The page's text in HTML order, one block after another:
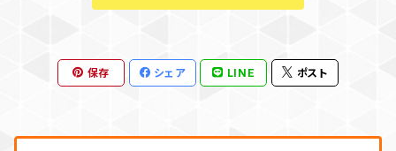
保存 シェア LINE ポスト